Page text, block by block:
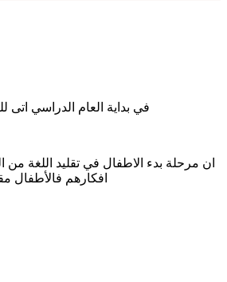
في بداية العام الدراسي
ان مرحلة بدء الاطفال في تقليد اللغة
افكارهم فالأطفال